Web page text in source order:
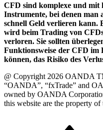
CFD sind komplexe und mit
Instrumente, bei denen
schnell Geld verlieren kann.
wird beim Trading von
verloren. Sie sollten
Funktionsweise der CFD im
können, das Risiko des
@ Copyright 2026 OANDA
“OANDA”, “fxTrade” and
owned by OANDA
this website are the property